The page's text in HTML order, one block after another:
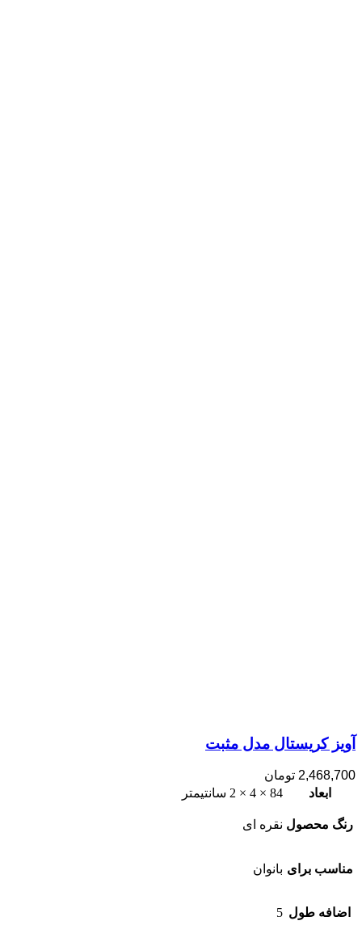
آویز کریستال مدل مثبت
2,468,700 تومان
ابعاد
84 × 4 × 2 سانتیمتر
رنگ محصول نقره ای
مناسب برای بانوان
اضافه طول 5